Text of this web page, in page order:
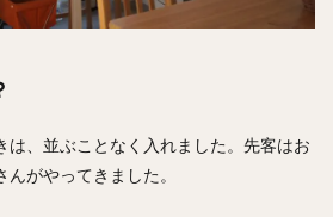
は、並ぶことなく入れました。先客はお
がやってきました。